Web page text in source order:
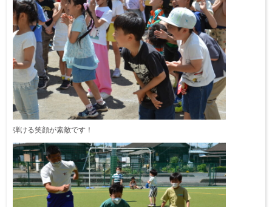
弾ける笑顔が素敵です！